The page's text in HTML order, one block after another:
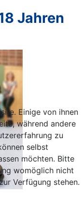
Jahren
Einige von ihnen
während andere
zu
selbst
möchten. Bitte
womöglich nicht
Verfügung stehen.